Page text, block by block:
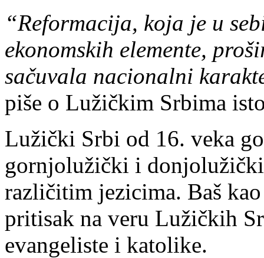
“Reformacija, koja je u
ekonomskih elemente,
sačuvala nacionalni
piše o Lužičkim Srbima
Lužički Srbi od 16. veka
gornjolužički i
različitim jezicima. Baš
pritisak na veru Lužičkih
evangeliste i katolike.